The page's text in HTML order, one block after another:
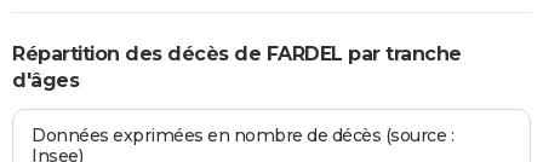
Répartition des décès de FARDEL par tranche
d'âges
Données exprimées en nombre de décès (source :
Insee)